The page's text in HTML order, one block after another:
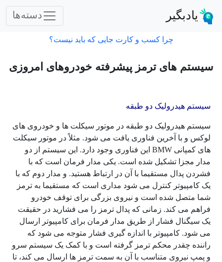
یادبگیر دسته‌ها
چرا کسب و کارت جایی که باید نیست؟
سیستم های ترمز پیشرفته خودروهای امروزی
سیستم هیدرولیک دو طبقه
سیستم هیدرولیک دو طبقه در موتور سیکلت ها و خودروی های
لوکس و با آخرین فناوری یافت می شود. مثلاً در موتور سیکلت
های کمپانی BMW این فناوری وجود دارد. این سیستم از دو
مدار مجزا تشکیل شده است. یکی مدار فرمان است که با
فشردن پدال مستقیما با آن در ارتباط هستید. و مدار دوم که با
یک کامپیوتر کنترل می شود مداری است که مستقیما به ترمز
شما متصل شده است و نیروی بزرگی برای توقف خودرو
فراهم می کند. زمانی که پدال ترمز را می فشارید در حقیقت
یک سیگنال فشار از طریق مدار فرمان برای کامپیوتر ارسال
می شود. کامپیوتر با اندازه گیری فشار متوجه می شود که
راننده چقدر محکم ترمز گرفته است و با کمک یک سیستم سرو
و پمپ نیروی متناسب با آن به سمت ترمز ها ارسال می کند، تا